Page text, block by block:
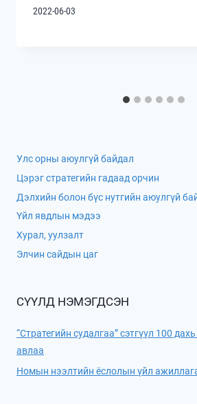
2022-06-03
Улс орны аюулгүй байдал
Цэрэг стратегийн гадаад орчин
Дэлхийн болон бүс нутгийн аюулгүй
Үйл явдлын мэдээ
Хурал, уулзалт
Элчин сайдын цаг
СҮҮЛД НЭМЭГДСЭН
“Стратегийн судалгаа” сэтгүүл 100
авлаа
Номын нээлтийн ёслолын үйл